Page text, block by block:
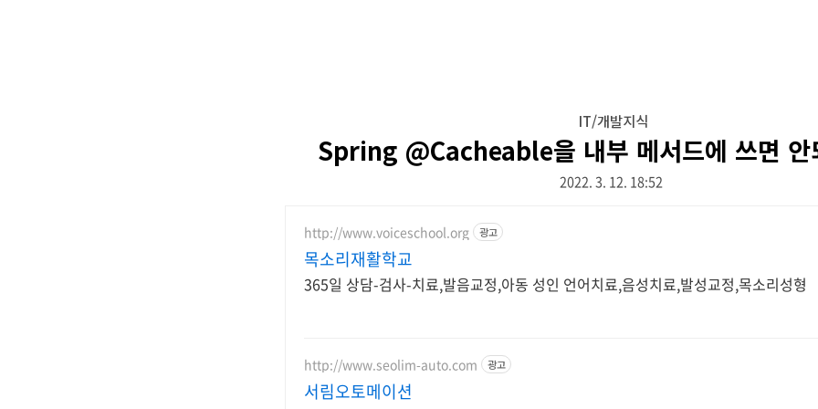
IT/개발지식
Spring @Cacheable을 내부 메서드에 쓰면 안
2022. 3. 12. 18:52
http://www.voiceschool.org 광고
목소리재활학교
365일 상담-검사-치료,발음교정,아동 성인 언어치료,음성치료,발성교정,목소리성형
http://www.seolim-auto.com 광고
서림오토메이션